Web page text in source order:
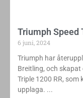
Triumph Speed
6 juni, 2024
Triumph har
Breitling, och skapat
Triple 1200 RR,
upplaga.